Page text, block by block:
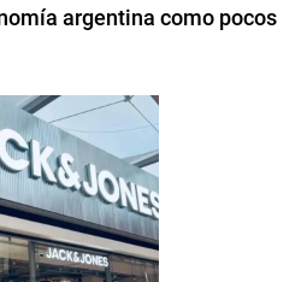
argentina como pocos